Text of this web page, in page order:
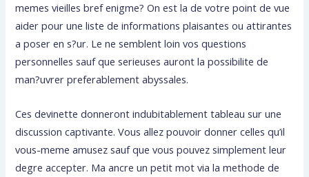
memes vieilles bref enigme? On est la de votre point de vue
aider pour une liste de informations plaisantes ou attirantes
a poser en s?ur. Le ne semblent loin vos questions
personnelles sauf que serieuses auront la possibilite de
man?uvrer preferablement abyssales.
Ces devinette donneront indubitablement tableau sur une
discussion captivante. Vous allez pouvoir donner celles qu’il
vous-meme amusez sauf que vous pouvez simplement leur
degre accepter. Ma ancre un petit mot via la methode de